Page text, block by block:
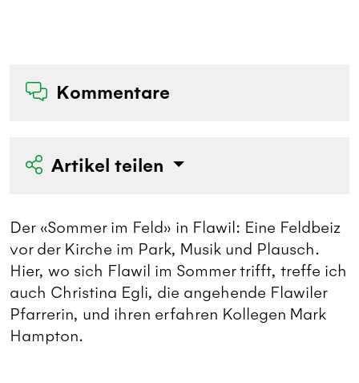
Kommentare
Artikel teilen
Der «Sommer im Feld» in Flawil: Eine Feldbeiz
vor der Kirche im Park, Musik und Plausch.
Hier, wo sich Flawil im Sommer trifft, treffe ich
auch Christina Egli, die angehende Flawiler
Pfarrerin, und ihren erfahren Kollegen Mark
Hampton.